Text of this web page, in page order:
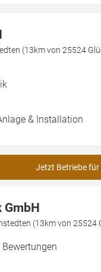
(13km von 25524
& Installation
Jetzt Betriebe für
GmbH
(13km von 25524